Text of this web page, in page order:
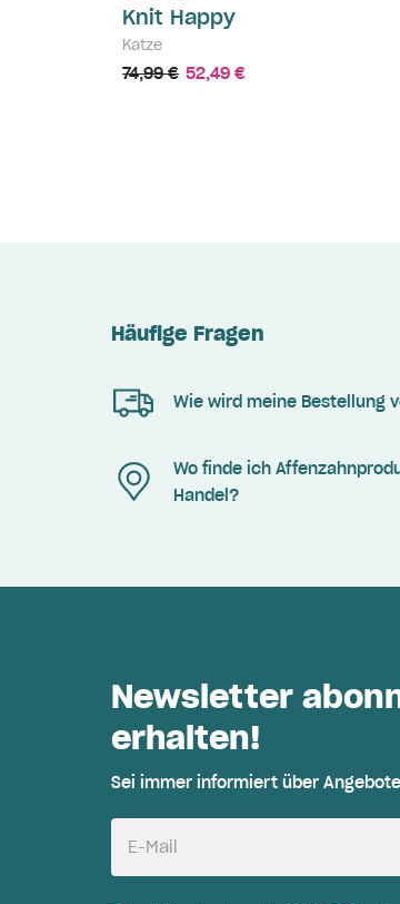
Knit Happy
Katze
74,99 € 52,49 €
Häufige Fragen
Wie wird meine Bestellung
Wo finde ich
Handel?
Newsletter
erhalten!
Sei immer informiert über
E-Mail